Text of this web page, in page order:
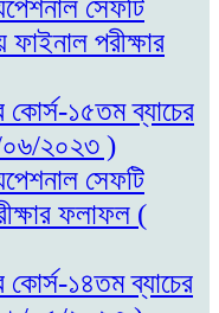
সেফটি
ফাইনাল পরীক্ষার
কোর্স-১৫তম ব্যাচের
০৬/২০২৩ )
সেফটি
ফলাফল (
কোর্স-১৪তম ব্যাচের